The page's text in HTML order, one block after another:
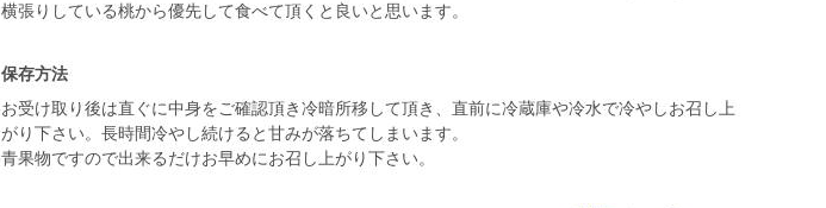
横張りしている桃から優先して食べて頂くと良いと思います。
保存方法
お受け取り後は直ぐに中身をご確認頂き冷暗所移して頂き、直前に冷蔵庫や冷水で冷やしお召し上
がり下さい。長時間冷やし続けると甘みが落ちてしまいます。
青果物ですので出来るだけお早めにお召し上がり下さい。